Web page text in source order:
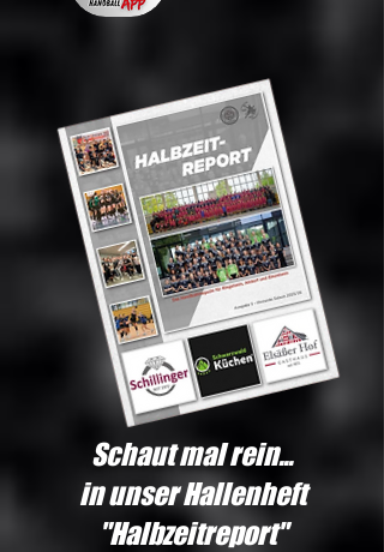
Schaut mal rein...
in unser Hallenheft
"Halbzeitreport"